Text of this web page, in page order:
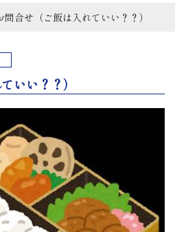
問合せ（ご飯は入れていい？？）
いい？？）